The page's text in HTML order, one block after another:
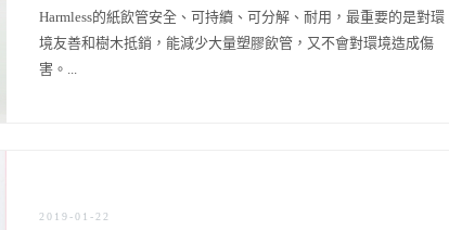
Harmless的紙飲管安全、可持續、可分解、耐用，最重要的是對環
境友善和樹木抵銷，能減少大量塑膠飲管，又不會對環境造成傷
害。...
2019-01-22